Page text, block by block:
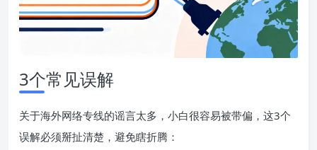
3个常见误解
关于海外网络专线的谣言太多，小白很容易被带偏，这3个
误解必须掰扯清楚，避免瞎折腾：